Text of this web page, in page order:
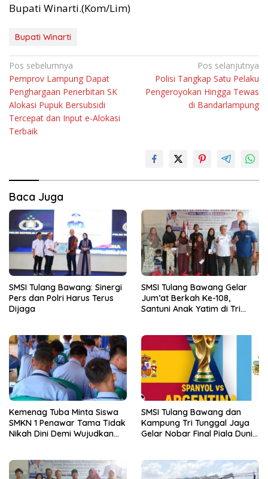
Bupati Winarti.(Kom/Lim)
Bupati Winarti
Navigasi
pos
Pos sebelumnya
Pemprov Lampung Dapat
Penghargaan Penerbitan SK
Alokasi Pupuk Bersubsidi
Tercepat dan Input e-Alokasi
Terbaik
Pos selanjutnya
Polisi Tangkap Satu Pelaku
Pengeroyokan Hingga Tewas
di Bandarlampung
Baca Juga
SMSI Tulang Bawang: Sinergi
Pers dan Polri Harus Terus
Dijaga
SMSI Tulang Bawang Gelar
Jum’at Berkah Ke-108,
Santuni Anak Yatim di Tri
Kemenag Tuba Minta Siswa
SMKN 1 Penawar Tama Tidak
Nikah Dini Demi Wujudkan
SMSI Tulang Bawang dan
Kampung Tri Tunggal Jaya
Gelar Nobar Final Piala Dunia